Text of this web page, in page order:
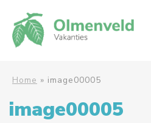
Home » image00005
image00005